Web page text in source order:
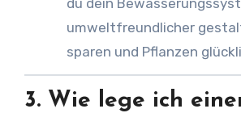
umweltfreundlicher
sparen und Pflanzen
3. Wie lege ich